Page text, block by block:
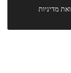
ואת מדיניות